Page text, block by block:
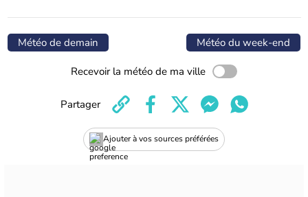
Météo de demain Météo du week-end
Recevoir la météo de ma ville
Ajouter à vos sources préférées
Partager